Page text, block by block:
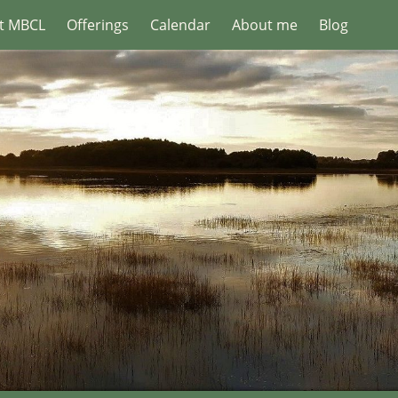
MBCL Offerings Calendar About me Blog